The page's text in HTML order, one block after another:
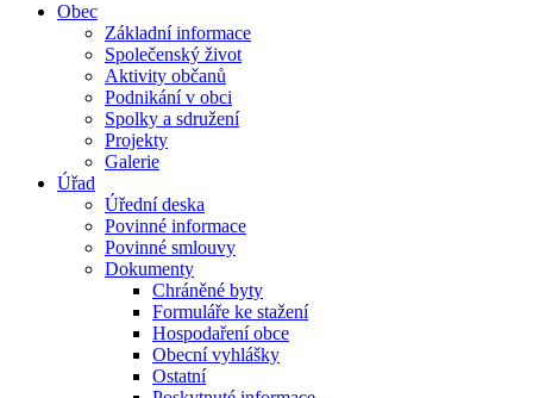
Obec
Základní informace
Společenský život
Aktivity občanů
Podnikání v obci
Spolky a sdružení
Projekty
Galerie
Úřad
Úřední deska
Povinné informace
Povinné smlouvy
Dokumenty
Chráněné byty
Formuláře ke stažení
Hospodaření obce
Obecní vyhlášky
Ostatní